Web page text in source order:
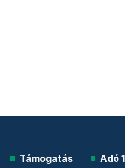
Támogatás Adó